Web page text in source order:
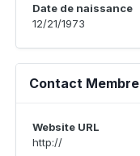
Date de naissance
12/21/1973
Contact Membre
Website URL
http://